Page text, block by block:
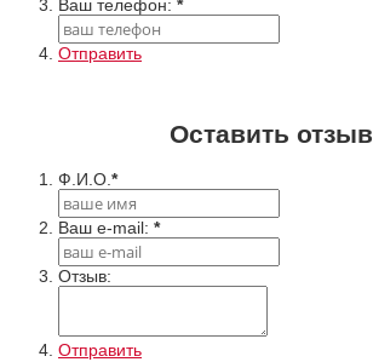
Ваш телефон: *
Отправить
Оставить отзыв
Ф.И.О.*
Ваш e-mail: *
Отзыв:
Отправить